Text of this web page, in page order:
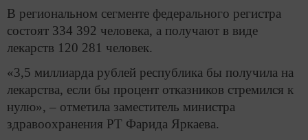
В региональном сегменте федерального регистра
состоят 334 392 человека, а получают в виде
лекарств 120 281 человек.
«3,5 миллиарда рублей республика бы получила на
лекарства, если бы процент отказников стремился к
нулю», – отметила заместитель министра
здравоохранения РТ Фарида Яркаева.